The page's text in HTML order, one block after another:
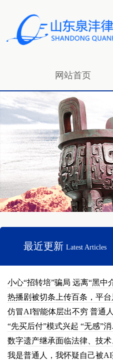
网站首页
招贤纳士
最近更新 Latest Articles
小心“招转培”骗局 远离“黑中
热播剧被切条上传百条，平台
仿冒AI智能体层出不穷 普通
“先买后付”模式兴起 “无感”
数字遗产继承面临法律、技术
我是普通人，我怀疑自己被AI